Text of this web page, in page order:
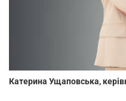
Катерина Ущаповська,